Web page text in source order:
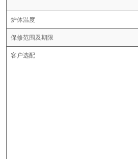
炉体温度
保修范围及期限
客户选配